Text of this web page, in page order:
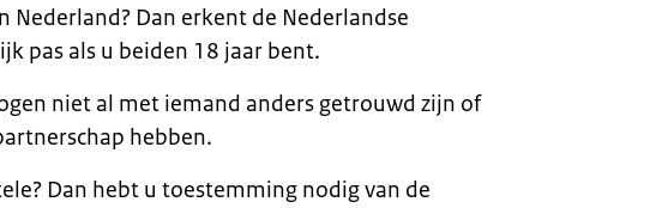
Nederland? Dan erkent de Nederlandse
pas als u beiden 18 jaar bent.
niet al met iemand anders getrouwd zijn of
hebben.
Dan hebt u toestemming nodig van de